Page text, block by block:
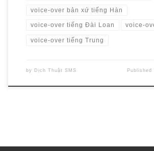
voice-over bản xứ tiếng Hàn
voice-over tiếng Đài Loan voice-
voice-over tiếng Trung
by Dịch Thuật SMS Published